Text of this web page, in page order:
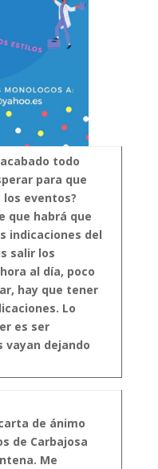
todo
para que
eventos?
que habrá que
indicaciones del
salir los
al día, poco
hay que tener
Lo
es ser
vayan dejando
de ánimo
de Carbajosa
Me